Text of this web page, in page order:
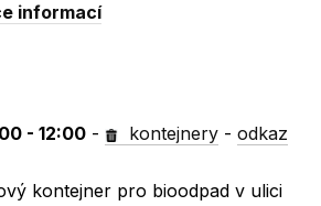
informací
- 12:00 - kontejnery -odkaz
kontejner pro bioodpad v ulici